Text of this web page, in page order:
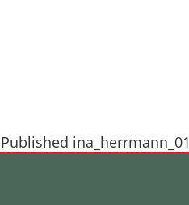
Published ina_herrmann_01